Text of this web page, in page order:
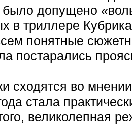
допущено
в триллере
понятные
постарались
сходятся во
стала
великолепная